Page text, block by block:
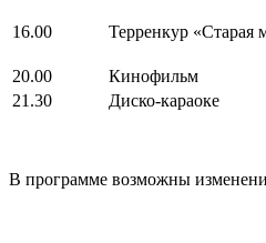
16.00 Терренкур «Старая
20.00
Кинофильм
21.30
Диско-караоке
В программе возможны